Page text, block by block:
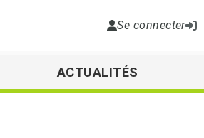
Se connecter
ACTUALITÉS